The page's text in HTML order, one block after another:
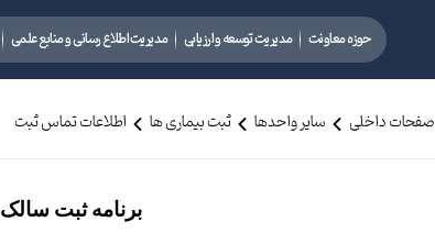
حوزه معاونت مدیریت توسعه و ارزیابی مدیریت اطلاع رسانی و منابع علمی
صفحات داخلی سایر واحدها ثبت بیماری ها اطلاعات تماس ثبت
برنامه ثبت سالک